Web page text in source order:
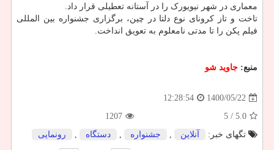
معماری در شهر نیویورک را در آستانه تعطیلی قرار داد.
تاخت و تاز کرونای نوع دلتا در چین، برگزاری جشنواره بین المللی
فیلم پکن را تا مدتی نامعلوم به تعویق انداخت.
منبع: جاوید شو
1400/05/22
12:28:54
5.0
/ 5
1207
تگهای خبر:
آنلاین , جشنواره , دستگاه , رونمایی